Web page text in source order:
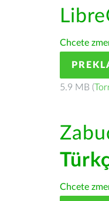
Chcete
5.9 MB (
Chcete